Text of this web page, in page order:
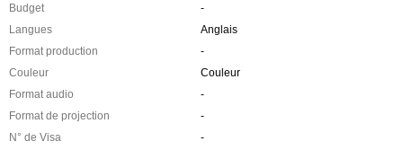
Budget
-
Langues
Anglais
Format production
-
Couleur
Couleur
Format audio
-
Format de projection
-
N° de Visa
-